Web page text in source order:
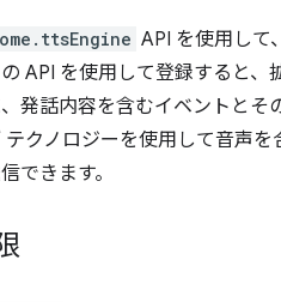
API を使用して
API を使用して登録すると
発話内容を含むイベントとそ
テクノロジーを使用して音声
できます。